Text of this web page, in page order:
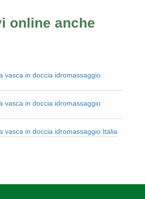
online anche
vasca in doccia idromassaggio
vasca in doccia idromassaggio
vasca in doccia idromassaggio Italia